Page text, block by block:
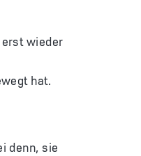
wieder
hat.
denn, sie